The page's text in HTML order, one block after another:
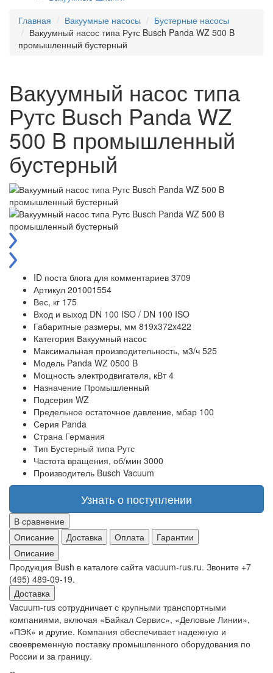
Главная
Вакуумные насосы
Бустерные насосы
Вакуумный насос типа Рутс Busch Panda WZ 500 B
промышленный бустерный
Вакуумный насос типа
Рутс Busch Panda WZ
500 B промышленный
бустерный
ID поста блога для комментариев 3709
Артикул 201001554
Вес, кг 175
Вход и выход DN 100 ISO / DN 100 ISO
Габаритные размеры, мм 819x372x422
Категория Вакуумный насос
Максимальная производительность, м3/ч 525
Модель Panda WZ 0500 B
Мощность электродвигателя, кВт 4
Назначение Промышленный
Подсерия WZ
Предельное остаточное давление, мбар 100
Серия Panda
Страна Германия
Тип Бустерный типа Рутс
Частота вращения, об/мин 3000
Производитель Busch Vacuum
Узнать о поступлении
В сравнение
Описание
Доставка Оплата
Гарантии
Описание
Продукция Bush в каталоге сайта vacuum-rus.ru. Звоните +7
(495) 489-09-19.
Доставка
Vacuum-rus сотрудничает с крупными транспортными
компаниями, включая «Байкал Сервис», «Деловые Линии»,
«ПЭК» и другие. Компания обеспечивает надежную и
своевременную поставку промышленного оборудования по
России и за границу.